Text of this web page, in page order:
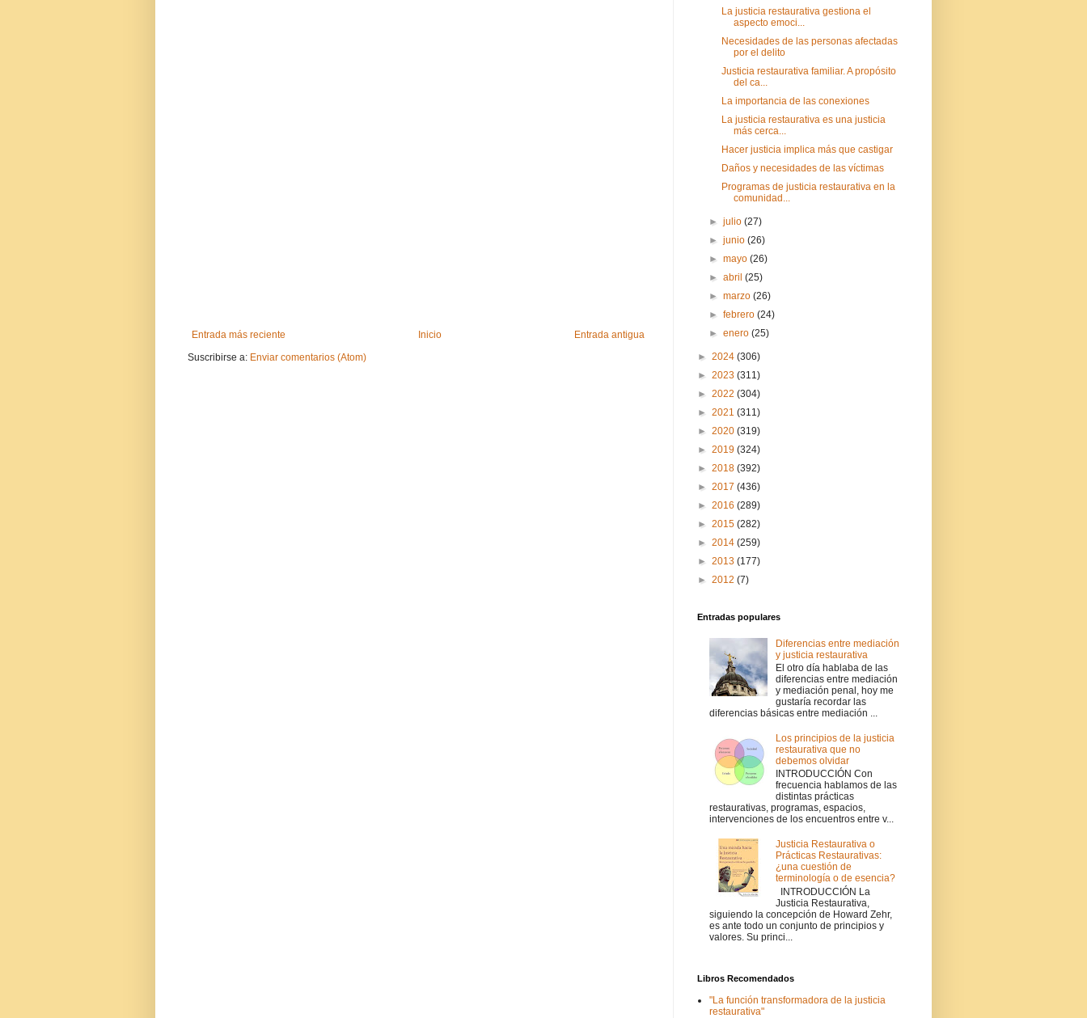
Entrada más reciente Entrada antigua
Inicio
Suscribirse a: Enviar comentarios (Atom)
La justicia restaurativa gestiona el
aspecto emoci...
Necesidades de las personas afectadas
por el delito
Justicia restaurativa familiar. A propósito
del ca...
La importancia de las conexiones
La justicia restaurativa es una justicia
más cerca...
Hacer justicia implica más que castigar
Daños y necesidades de las víctimas
Programas de justicia restaurativa en la
comunidad...
►julio(27)
►junio(26)
►mayo(26)
►abril(25)
►marzo(26)
►febrero(24)
►enero(25)
► 2024 (306)
► 2023 (311)
► 2022 (304)
► 2021 (311)
► 2020 (319)
► 2019 (324)
► 2018 (392)
► 2017 (436)
► 2016 (289)
► 2015 (282)
► 2014 (259)
► 2013 (177)
► 2012 (7)
Entradas populares
Diferencias entre mediación
y justicia restaurativa
El otro día hablaba de las
diferencias entre mediación
y mediación penal, hoy me
gustaría recordar las
diferencias básicas entre mediación ...
Los principios de la justicia
restaurativa que no
debemos olvidar
INTRODUCCIÓN Con
frecuencia hablamos de las
distintas prácticas
restaurativas, programas, espacios,
intervenciones de los encuentros entre v...
Justicia Restaurativa o
Prácticas Restaurativas:
¿una cuestión de
terminología o de esencia?
INTRODUCCIÓN La
Justicia Restaurativa,
siguiendo la concepción de Howard Zehr,
es ante todo un conjunto de principios y
valores. Su princi...
Libros Recomendados
"La función transformadora de la justicia
restaurativa"